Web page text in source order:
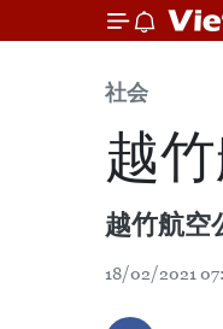
社会
越
越竹航空
18/02/2021